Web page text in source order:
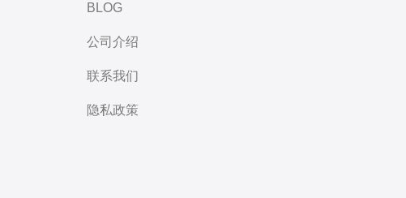
BLOG
公司介绍
联系我们
隐私政策